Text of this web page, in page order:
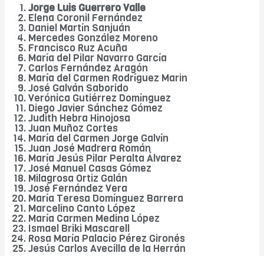
Jorge Luis Guerrero Valle
Elena Coronil Fernández
Daniel Martín Sanjuán
Mercedes González Moreno
Francisco Ruz Acuña
María del Pilar Navarro García
Carlos Fernández Aragón
María del Carmen Rodríguez Marin
José Galván Saborido
Verónica Gutiérrez Domínguez
Diego Javier Sánchez Gómez
Judith Hebra Hinojosa
Juan Muñoz Cortes
María del Carmen Jorge Galvín
Juan José Madrera Román
María Jesús Pilar Peralta Álvarez
José Manuel Casas Gómez
Milagrosa Ortiz Galán
José Fernández Vera
María Teresa Domínguez Barrera
Marcelino Canto López
María Carmen Medina López
Ismael Briki Mascarell
Rosa María Palacio Pérez Gironés
Jesús Carlos Avecilla de la Herrán